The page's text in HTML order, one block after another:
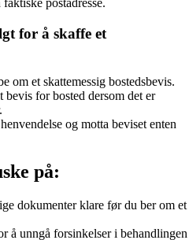
postadresse.
for å skaffe et
om et skattemessig bostedsbevis.
bevis for bosted dersom det er
og motta beviset enten
på:
dokumenter klare før du ber om et
å unngå forsinkelser i behandlingen